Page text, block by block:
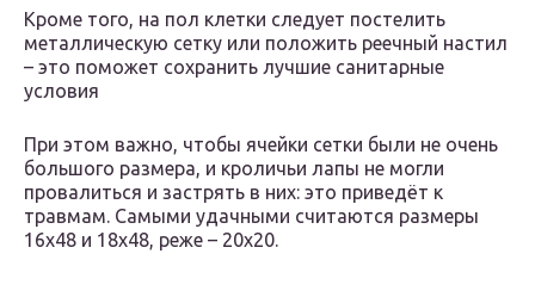
Кроме того, на пол клетки следует постелить
металлическую сетку или положить реечный настил
– это поможет сохранить лучшие санитарные
условия
При этом важно, чтобы ячейки сетки были не очень
большого размера, и кроличьи лапы не могли
провалиться и застрять в них: это приведёт к
травмам. Самыми удачными считаются размеры
16х48 и 18х48, реже – 20х20.